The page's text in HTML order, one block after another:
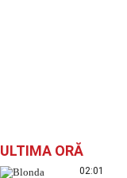
ULTIMA ORĂ
02:01